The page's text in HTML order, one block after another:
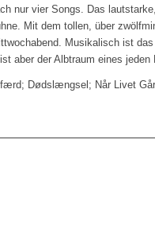
nur vier Songs. Das
Mit dem tollen, über
Musikalisch ist
aber der Albtraum eines jeden
Dødslængsel; Når Livet